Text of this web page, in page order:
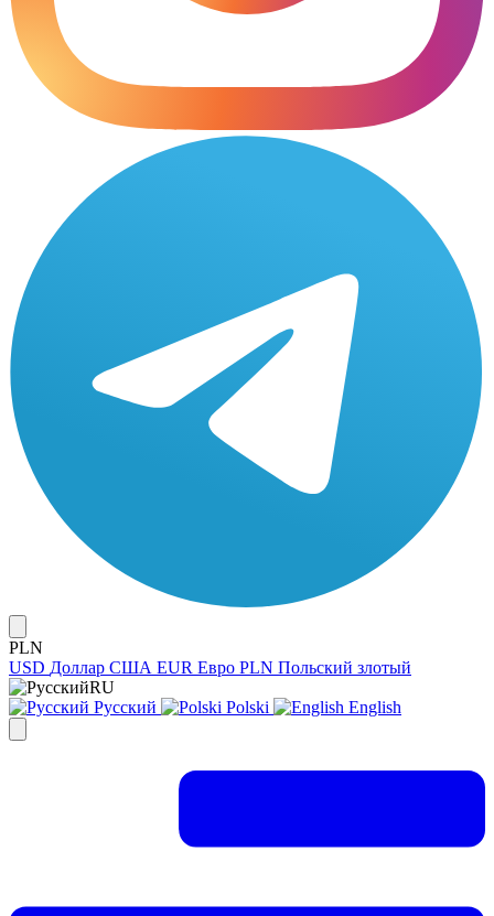
PLN
USD Доллар США EUR Евро PLN Польский злотый
RU
Русский
Polski English